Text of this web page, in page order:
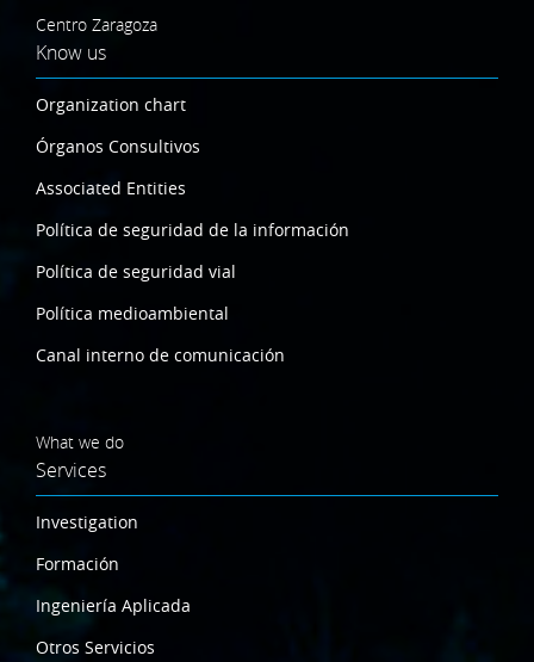
Centro Zaragoza
Know us
Organization chart
Órganos Consultivos
Associated Entities
Política de seguridad de la información
Política de seguridad vial
Política medioambiental
Canal interno de comunicación
What we do
Services
Investigation
Formación
Ingeniería Aplicada
Otros Servicios